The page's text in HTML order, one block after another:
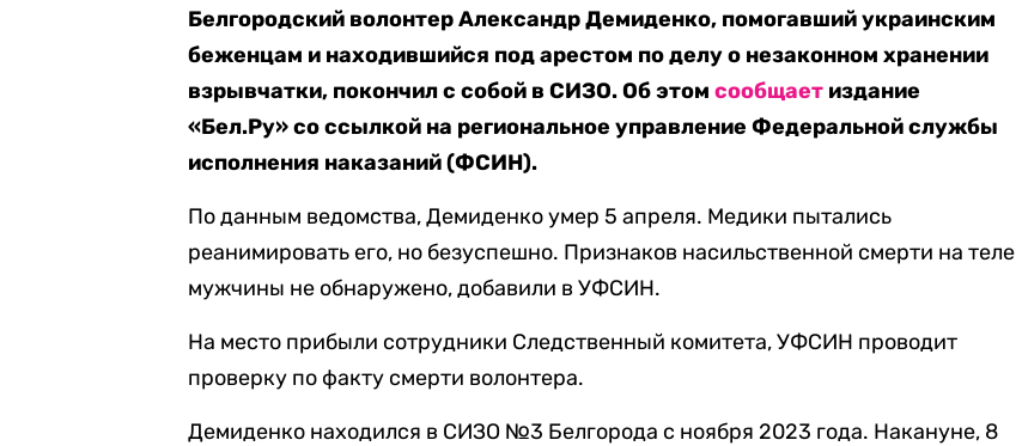
Белгородский волонтер Александр Демиденко, помогавший украинским
беженцам и находившийся под арестом по делу о незаконном хранении
взрывчатки, покончил с собой в СИЗО. Об этомсообщает издание
«Бел.Ру» со ссылкой на региональное управление Федеральной службы
исполнения наказаний (ФСИН).
По данным ведомства, Демиденко умер 5 апреля. Медики пытались
реанимировать его, но безуспешно. Признаков насильственной смерти на теле
мужчины не обнаружено, добавили в УФСИН.
На место прибыли сотрудники Следственный комитета, УФСИН проводит
проверку по факту смерти волонтера.
Демиденко находился в СИЗО №3 Белгорода с ноября 2023 года. Накануне, 8